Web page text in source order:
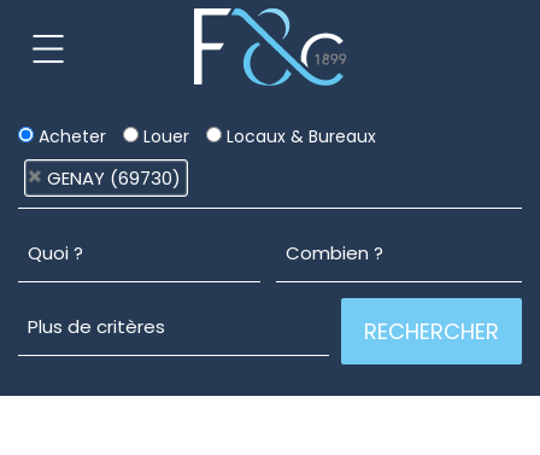
Acheter Louer Locaux & Bureaux
GENAY (69730)